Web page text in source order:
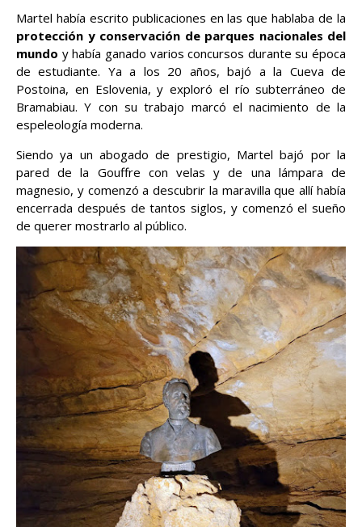
Martel había escrito publicaciones en las que hablaba de la
protección y conservación de parques nacionales del
mundo y había ganado varios concursos durante su época
de estudiante. Ya a los 20 años, bajó a la Cueva de
Postoina, en Eslovenia, y exploró el río subterráneo de
Bramabiau. Y con su trabajo marcó el nacimiento de la
espeleología moderna.
Siendo ya un abogado de prestigio, Martel bajó por la
pared de la Gouffre con velas y de una lámpara de
magnesio, y comenzó a descubrir la maravilla que allí había
encerrada después de tantos siglos, y comenzó el sueño
de querer mostrarlo al público.